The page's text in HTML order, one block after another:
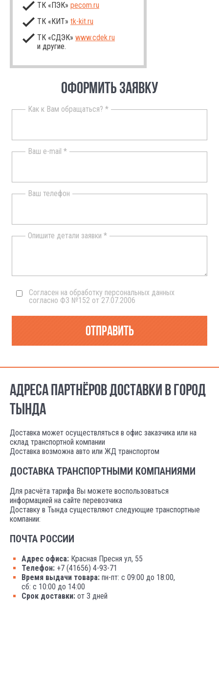
ТК «ПЭК» pecom.ru
ТК «КИТ» tk-kit.ru
ТК «СДЭК» www.cdek.ru
и другие.
ОФОРМИТЬ ЗАЯВКУ
Как к Вам обращаться? *
Ваш e-mail *
Ваш телефон
Опишите детали заявки *
Согласен на обработку персональных данных
согласно ФЗ №152 от 27.07.2006
Отправить
АДРЕСА ПАРТНЁРОВ ДОСТАВКИ В ГОРОД
ТЫНДА
Доставка может осуществляться в офис заказчика или на
склад транспортной компании
Доставка возможна авто или ЖД транспортом
ДОСТАВКА ТРАНСПОРТНЫМИ КОМПАНИЯМИ
Для расчёта тарифа Вы можете воспользоваться
информацией на сайте перевозчика
Доставку в Тында существляют следующие транспортные
компании:
ПОЧТА РОССИИ
Адрес офиса: Красная Пресня ул, 55
Телефон: +7 (41656) 4-93-71
Время выдачи товара: пн-пт: с 09:00 до 18:00,
сб: с 10:00 до 14:00
Срок доставки: от 3 дней